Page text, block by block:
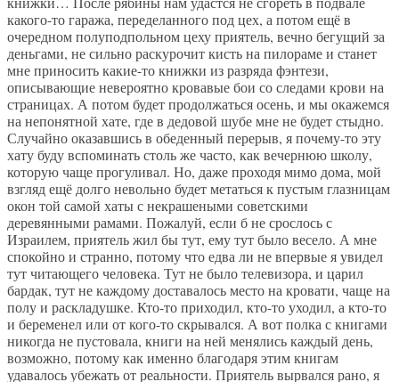
какого-то гаража, переделанного под цех, а потом ещё в
очередном полуподпольном цеху приятель, вечно бегущий за
деньгами, не сильно раскурочит кисть на пилораме и станет
мне приносить какие-то книжки из разряда фэнтези,
описывающие невероятно кровавые бои со следами крови на
страницах. А потом будет продолжаться осень, и мы окажемся
на непонятной хате, где в дедовой шубе мне не будет стыдно.
Случайно оказавшись в обеденный перерыв, я почему-то эту
хату буду вспоминать столь же часто, как вечернюю школу,
которую чаще прогуливал. Но, даже проходя мимо дома, мой
взгляд ещё долго невольно будет метаться к пустым глазницам
окон той самой хаты с некрашеными советскими
деревянными рамами. Пожалуй, если б не срослось с
Израилем, приятель жил бы тут, ему тут было весело. А мне
спокойно и странно, потому что едва ли не впервые я увидел
тут читающего человека. Тут не было телевизора, и царил
бардак, тут не каждому доставалось место на кровати, чаще на
полу и раскладушке. Кто-то приходил, кто-то уходил, а кто-то
и беременел или от кого-то скрывался. А вот полка с книгами
никогда не пустовала, книги на ней менялись каждый день,
возможно, потому как именно благодаря этим книгам
удавалось убежать от реальности. Приятель вырвался рано, я